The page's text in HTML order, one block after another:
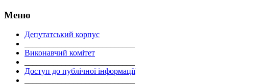
Меню
Депутатський корпус
Виконавчий комітет
Доступ до публічної інформації